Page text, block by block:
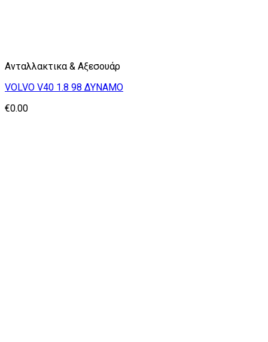
Ανταλλακτικα & Αξεσουάρ
VOLVO V40 1.8 98 ΔΥΝΑΜΟ
€0.00